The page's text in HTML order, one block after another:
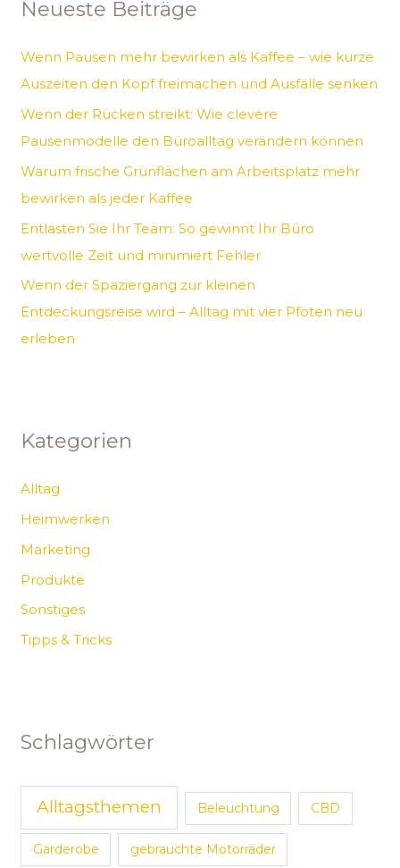
e
n
a
c
h
:
Neueste Beiträge
Wenn Pausen mehr bewirken als Kaffee – wie kurze
Auszeiten den Kopf freimachen und Ausfälle senken
Wenn der Rücken streikt: Wie clevere
Pausenmodelle den Büroalltag verändern können
Warum frische Grünflächen am Arbeitsplatz mehr
bewirken als jeder Kaffee
Entlasten Sie Ihr Team: So gewinnt Ihr Büro
wertvolle Zeit und minimiert Fehler
Wenn der Spaziergang zur kleinen
Entdeckungsreise wird – Alltag mit vier Pfoten neu
erleben
Kategorien
Alltag
Heimwerken
Marketing
Produkte
Sonstiges
Tipps & Tricks
Schlagwörter
Alltagsthemen Beleuchtung CBD
Garderobe gebrauchte Motorräder